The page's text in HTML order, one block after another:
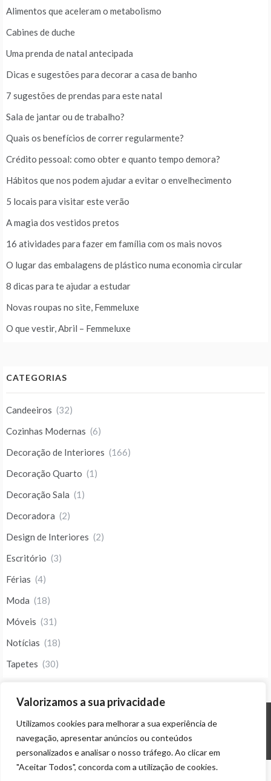
Valorizamos a sua privacidade
Utilizamos cookies para melhorar a sua experiência de
navegação, apresentar anúncios ou conteúdos
personalizados e analisar o nosso tráfego. Ao clicar em
"Aceitar Todos", concorda com a utilização de cookies.
Alimentos que aceleram o metabolismo
Cabines de duche
Uma prenda de natal antecipada
Dicas e sugestões para decorar a casa de banho
7 sugestões de prendas para este natal
Sala de jantar ou de trabalho?
Quais os benefícios de correr regularmente?
Crédito pessoal: como obter e quanto tempo demora?
Hábitos que nos podem ajudar a evitar o envelhecimento
5 locais para visitar este verão
A magia dos vestidos pretos
16 atividades para fazer em família com os mais novos
O lugar das embalagens de plástico numa economia circular
8 dicas para te ajudar a estudar
Novas roupas no site, Femmeluxe
O que vestir, Abril – Femmeluxe
CATEGORIAS
Candeeiros (32)
Cozinhas Modernas (6)
Decoração de Interiores (166)
Decoração Quarto (1)
Decoração Sala (1)
Decoradora (2)
Design de Interiores (2)
Escritório (3)
Férias (4)
Moda (18)
Móveis (31)
Notícias (18)
Tapetes (30)